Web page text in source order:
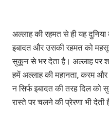
अल्लाह की रहमत से ही यह
इबादत और उसकी रहमत को
सुकून से भर देता है। अल्लाह पर
हमें अल्लाह की महानता, करम और
न सिर्फ इबादत की तरह दिल को
रास्ते पर चलने की प्रेरणा भी देती